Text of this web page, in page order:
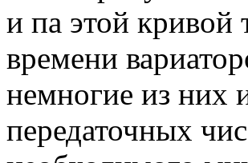
и па этой
времени
немногие из них
передаточных